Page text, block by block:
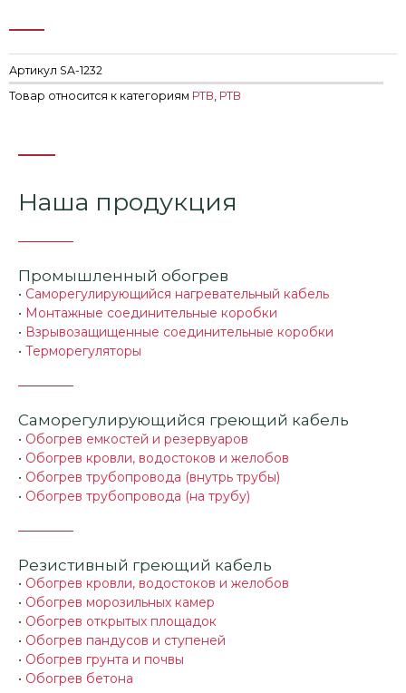
Артикул SA-1232
Товар относится к категориям РТВ РТВ
Наша продукция
Промышленный обогрев
• Саморегулирующийся нагревательный кабель
• Монтажные соединительные коробки
• Взрывозащищенные соединительные коробки
• Терморегуляторы
Саморегулирующийся греющий кабель
• Обогрев емкостей и резервуаров
• Обогрев кровли, водостоков и желобов
• Обогрев трубопровода (внутрь трубы)
• Обогрев трубопровода (на трубу)
Резистивный греющий кабель
• Обогрев кровли, водостоков и желобов
• Обогрев морозильных камер
• Обогрев открытых площадок
• Обогрев пандусов и ступеней
• Обогрев грунта и почвы
• Обогрев бетона